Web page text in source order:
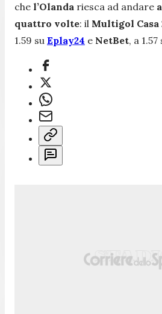
che l’Olanda riesca ad andare
quattro volte: il Multigol Casa
1.59 su Eplay24 e NetBet, a 1.57